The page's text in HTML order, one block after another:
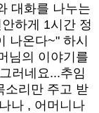
대화를 나누는
하게 1시간 정
나온다~" 하시
님의 이야기를
러네요...추임
소리만 주고 받
나 , 어머니나